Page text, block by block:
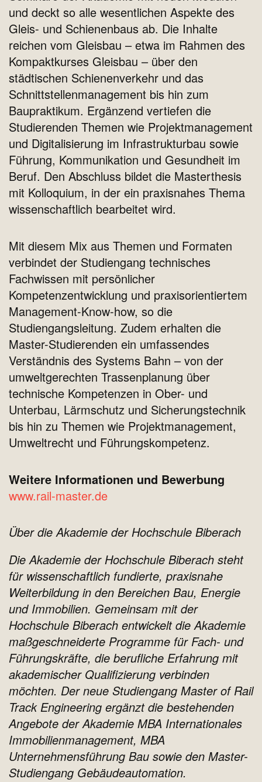
und deckt so alle wesentlichen Aspekte des
Gleis- und Schienenbaus ab. Die Inhalte
reichen vom Gleisbau – etwa im Rahmen des
Kompaktkurses Gleisbau – über den
städtischen Schienenverkehr und das
Schnittstellenmanagement bis hin zum
Baupraktikum. Ergänzend vertiefen die
Studierenden Themen wie Projektmanagement
und Digitalisierung im Infrastrukturbau sowie
Führung, Kommunikation und Gesundheit im
Beruf. Den Abschluss bildet die Masterthesis
mit Kolloquium, in der ein praxisnahes Thema
wissenschaftlich bearbeitet wird.
Mit diesem Mix aus Themen und Formaten
verbindet der Studiengang technisches
Fachwissen mit persönlicher
Kompetenzentwicklung und praxisorientiertem
Management-Know-how, so die
Studiengangsleitung. Zudem erhalten die
Master-Studierenden ein umfassendes
Verständnis des Systems Bahn – von der
umweltgerechten Trassenplanung über
technische Kompetenzen in Ober- und
Unterbau, Lärmschutz und Sicherungstechnik
bis hin zu Themen wie Projektmanagement,
Umweltrecht und Führungskompetenz.
Weitere Informationen und Bewerbung
www.rail-master.de
Über die Akademie der Hochschule Biberach
Die Akademie der Hochschule Biberach steht
für wissenschaftlich fundierte, praxisnahe
Weiterbildung in den Bereichen Bau, Energie
und Immobilien. Gemeinsam mit der
Hochschule Biberach entwickelt die Akademie
maßgeschneiderte Programme für Fach- und
Führungskräfte, die berufliche Erfahrung mit
akademischer Qualifizierung verbinden
möchten. Der neue Studiengang Master of Rail
Track Engineering ergänzt die bestehenden
Angebote der Akademie MBA Internationales
Immobilienmanagement, MBA
Unternehmensführung Bau sowie den Master-
Studiengang Gebäudeautomation.